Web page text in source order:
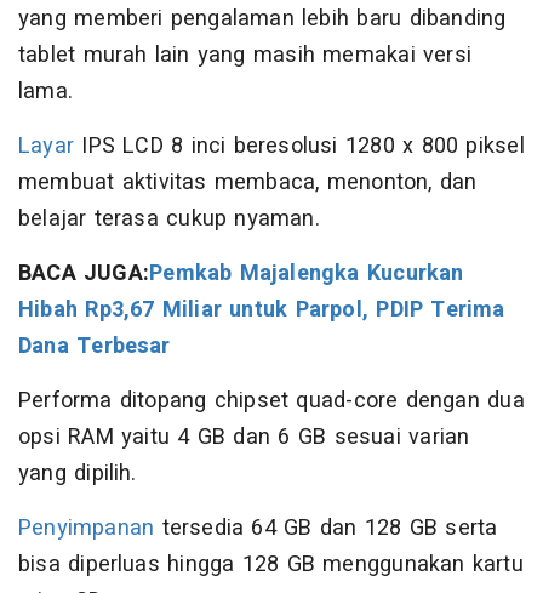
yang memberi pengalaman lebih baru dibanding
tablet murah lain yang masih memakai versi
lama.
Layar IPS LCD 8 inci beresolusi 1280 x 800 piksel
membuat aktivitas membaca, menonton, dan
belajar terasa cukup nyaman.
BACA JUGA:Pemkab Majalengka Kucurkan
Hibah Rp3,67 Miliar untuk Parpol, PDIP Terima
Dana Terbesar
Performa ditopang chipset quad-core dengan dua
opsi RAM yaitu 4 GB dan 6 GB sesuai varian
yang dipilih.
Penyimpanan tersedia 64 GB dan 128 GB serta
bisa diperluas hingga 128 GB menggunakan kartu